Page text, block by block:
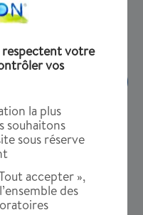
respectent votre
vos
la plus
souhaitons
sous réserve
accepter »,
des